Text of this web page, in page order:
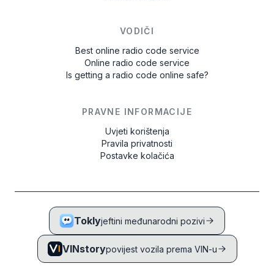
VODIČI
Best online radio code service
Online radio code service
Is getting a radio code online safe?
PRAVNE INFORMACIJE
Uvjeti korištenja
Pravila privatnosti
Postavke kolačića
Toklyjeftini međunarodni pozivi
VINstorypovijest vozila prema VIN-u